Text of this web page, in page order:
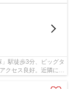
駅徒歩3分、ビッグタ
クセス良好。近隣にコ